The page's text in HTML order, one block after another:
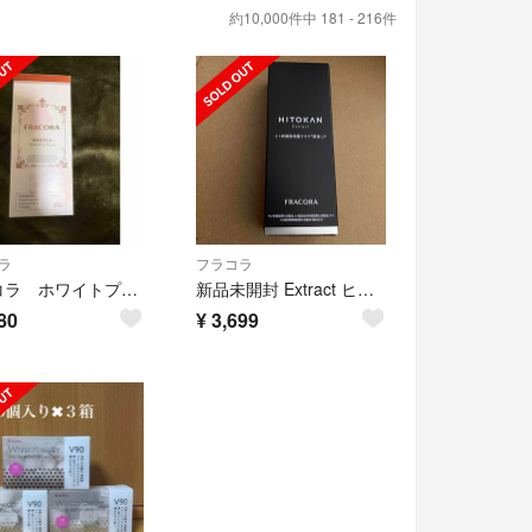
約10,000件中 181 - 216件
フラコラ ホワイトプラセンタリッチジェル
フラコラ
新品未開封 Extract ヒト幹細胞培養エキス原液LP 30ml
¥3,699